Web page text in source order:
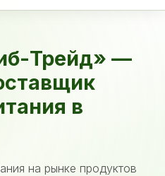
Трейд» —
в
на рынке продуктов